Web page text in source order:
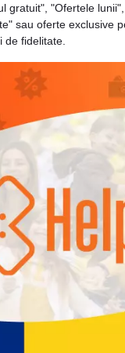
gratuit", "Ofertele
sau oferte exclusive
de fidelitate.